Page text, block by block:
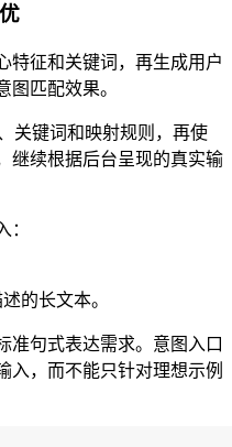
特征和关键词，再生成用户
图匹配效果。
关键词和映射规则，再使
继续根据后台呈现的真实输
：
的长文本。
准句式表达需求。意图入口
入，而不能只针对理想示例